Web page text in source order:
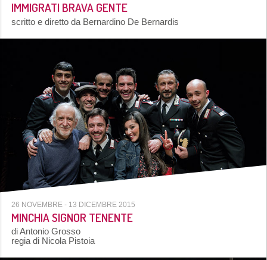
IMMIGRATI BRAVA GENTE
scritto e diretto da Bernardino De Bernardis
26 NOVEMBRE - 13 DICEMBRE 2015
MINCHIA SIGNOR TENENTE
di Antonio Grosso
regia di Nicola Pistoia